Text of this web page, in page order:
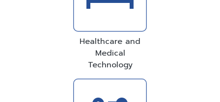
Healthcare and
Medical
Technology